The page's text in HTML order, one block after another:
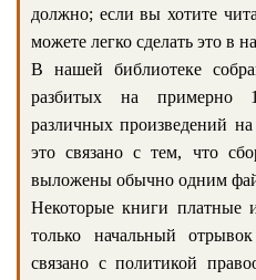
должно; если вы хотите
можете легко сделать это в
В нашей библиотеке
разбитых на примерно
различных произведений
это связано с тем, что
выложены обычно одним
Некоторые книги платные
только начальный
связано с политикой